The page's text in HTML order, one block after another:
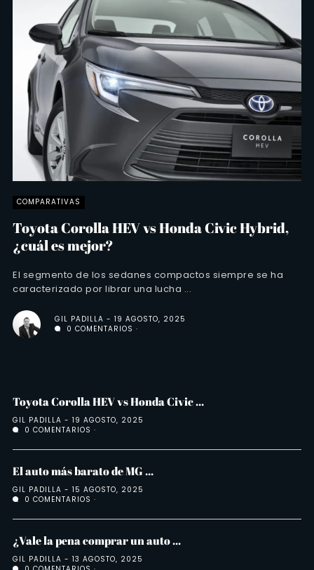
COMPARATIVAS
Toyota Corolla HEV vs Honda Civic Hybrid,
¿cuál es mejor?
El segmento de los sedanes compactos siempre se ha
caracterizado por librar una lucha ...
GIL PADILLA
19 AGOSTO, 2025
0 COMENTARIOS
Toyota Corolla HEV vs Honda Civic ...
GIL PADILLA
19 AGOSTO, 2025
0 COMENTARIOS
El auto más barato de MG ...
GIL PADILLA
15 AGOSTO, 2025
0 COMENTARIOS
¿Vale la pena comprar un auto ...
GIL PADILLA
13 AGOSTO, 2025